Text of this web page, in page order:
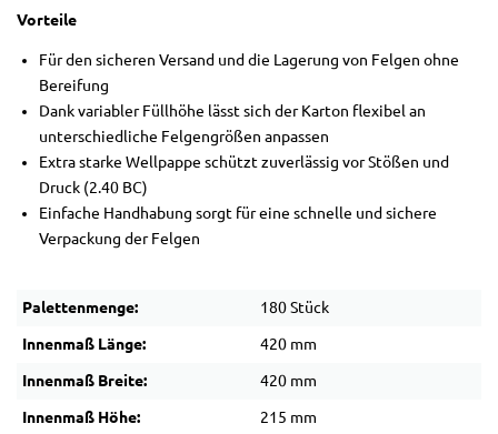
Vorteile
Für den sicheren Versand und die Lagerung von Felgen ohne
Bereifung
Dank variabler Füllhöhe lässt sich der Karton flexibel an
unterschiedliche Felgengrößen anpassen
Extra starke Wellpappe schützt zuverlässig vor Stößen und
Druck (2.40 BC)
Einfache Handhabung sorgt für eine schnelle und sichere
Verpackung der Felgen
Palettenmenge: 180 Stück
Innenmaß Länge: 420 mm
Innenmaß Breite: 420 mm
Innenmaß Höhe: 215 mm